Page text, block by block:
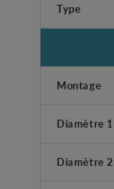
Type
Montage
Diamètre 1
Diamètre 2